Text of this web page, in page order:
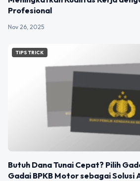
Profesional
Nov 26, 2025
TIPS TRICK
Butuh Dana Tunai Cepat? Pilih
Gadai BPKB Motor sebagai Solusi